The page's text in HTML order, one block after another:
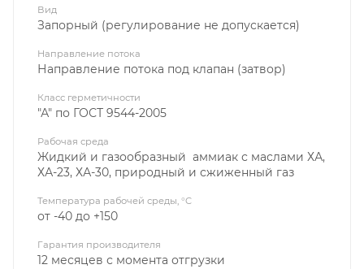
Вид
Запорный (регулирование не допускается)
Направление потока
Направление потока под клапан (затвор)
Класс герметичности
"А" по ГОСТ 9544-2005
Рабочая среда
Жидкий и газообразный аммиак с маслами ХА,
ХА-23, ХА-30, природный и сжиженный газ
Температура рабочей среды, °C
от -40 до +150
Гарантия производителя
12 месяцев с момента отгрузки